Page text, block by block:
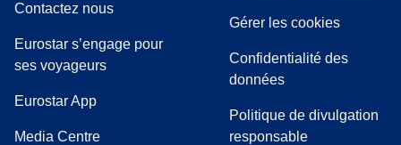
Contactez nous
Eurostar s’engage pour
ses voyageurs
Eurostar App
Media Centre( Ouvre un nouvel onglet)
Gérer les cookies
Confidentialité des
données
Politique de divulgation
responsable